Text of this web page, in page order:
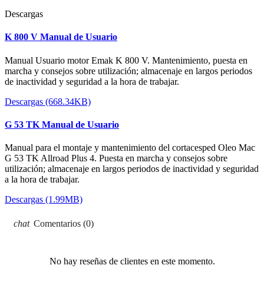
Descargas
K 800 V Manual de Usuario
Manual Usuario motor Emak K 800 V. Mantenimiento, puesta en
marcha y consejos sobre utilización; almacenaje en largos periodos
de inactividad y seguridad a la hora de trabajar.
Descargas (668.34KB)
G 53 TK Manual de Usuario
Manual para el montaje y mantenimiento del cortacesped Oleo Mac
G 53 TK Allroad Plus 4. Puesta en marcha y consejos sobre
utilización; almacenaje en largos periodos de inactividad y seguridad
a la hora de trabajar.
Descargas (1.99MB)
Comentarios (0)
No hay reseñas de clientes en este momento.